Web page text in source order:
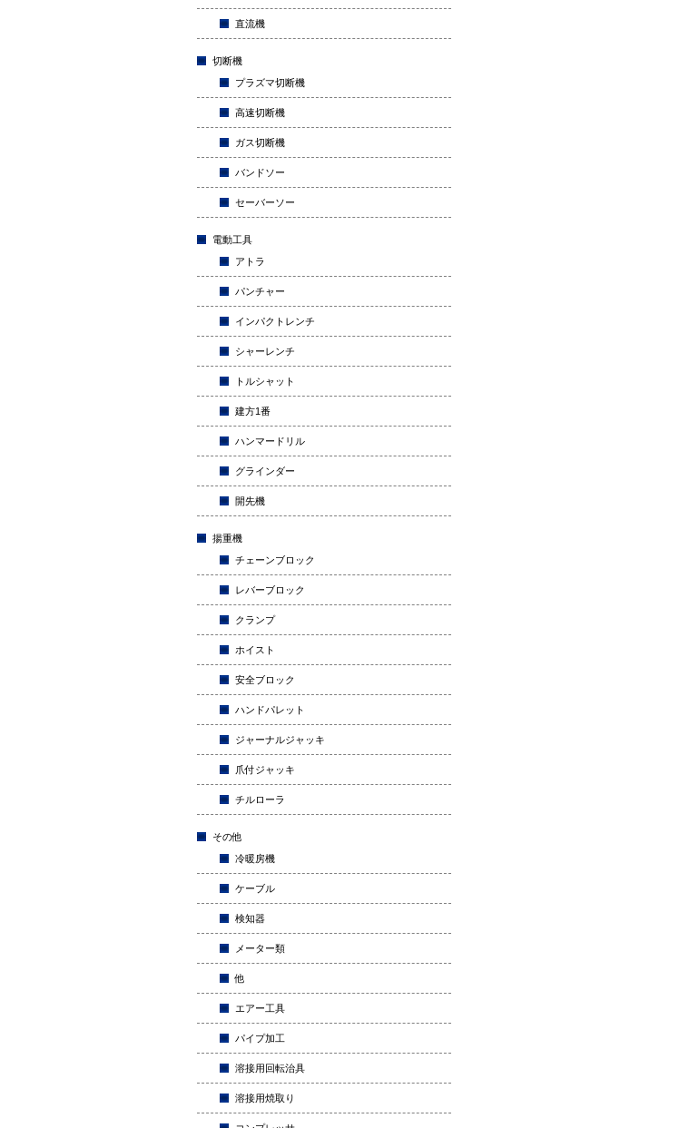
直流機
切断機
プラズマ切断機
高速切断機
ガス切断機
バンドソー
セーバーソー
電動工具
アトラ
パンチャー
インパクトレンチ
シャーレンチ
トルシャット
建方1番
ハンマードリル
グラインダー
開先機
揚重機
チェーンブロック
レバーブロック
クランプ
ホイスト
安全ブロック
ハンドパレット
ジャーナルジャッキ
爪付ジャッキ
チルローラ
その他
冷暖房機
ケーブル
検知器
メーター類
他
エアー工具
パイプ加工
溶接用回転治具
溶接用焼取り